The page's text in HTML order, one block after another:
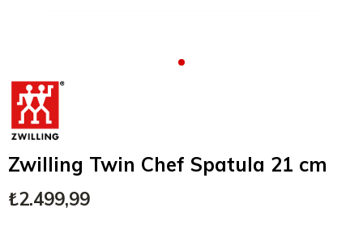
Zwilling Twin Chef Spatula 21 cm
₺2.499,99